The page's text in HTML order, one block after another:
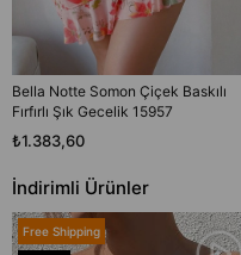
Bella Notte Somon Çiçek Baskılı
Fırfırlı Şık Gecelik 15957
₺1.383,60
İndirimli Ürünler
Free Shipping